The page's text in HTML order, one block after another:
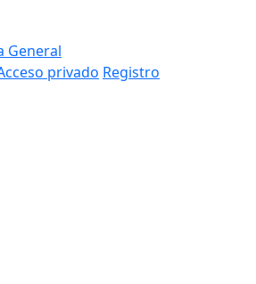
General
privado Registro